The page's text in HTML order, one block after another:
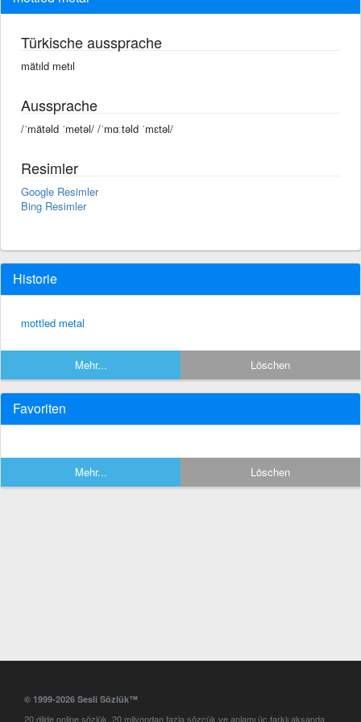
Türkische aussprache
mätıld metıl
Aussprache
/ˈmätəld ˈmetəl/ /ˈmɑːtəld ˈmɛtəl/
Resimler
Google Resimler
Bing Resimler
Historie
mottled metal
Mehr... Löschen
Favoriten
Mehr... Löschen
© 1999-2026 Sesli Sözlük™
20 dilde online sözlük. 20 milyondan fazla sözcük ve anlamı üç farklı aksanda